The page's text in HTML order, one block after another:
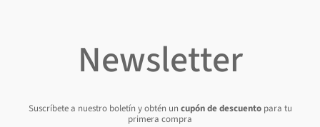
Newsletter
Suscríbete a nuestro boletín y obtén un cupón de descuentopara tu
primera compra